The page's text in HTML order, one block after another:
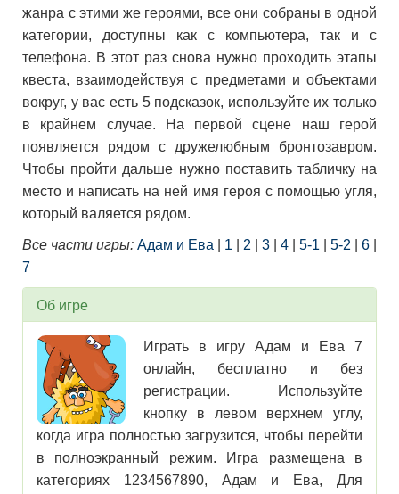
жанра с этими же героями, все они собраны в одной
категории, доступны как с компьютера, так и с
телефона. В этот раз снова нужно проходить этапы
квеста, взаимодействуя с предметами и объектами
вокруг, у вас есть 5 подсказок, используйте их только
в крайнем случае. На первой сцене наш герой
появляется рядом с дружелюбным бронтозавром.
Чтобы пройти дальше нужно поставить табличку на
место и написать на ней имя героя с помощью угля,
который валяется рядом.
Все части игры: Адам и Ева 1 2 3 4 5-1 5-2 6
7
Об игре
Играть в игру Адам и Ева 7
онлайн, бесплатно и без
регистрации. Используйте
кнопку в левом верхнем углу,
когда игра полностью загрузится, чтобы перейти
в полноэкранный режим. Игра размещена в
категориях 1234567890, Адам и Ева, Для